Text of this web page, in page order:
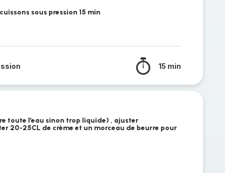
sous pression 15 min
15 min
toute l’eau sinon trop liquide) , ajuster
20-25CL de crème et un morceau de beurre pour